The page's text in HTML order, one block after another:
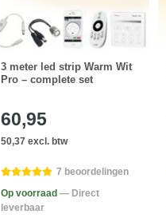
3 meter led strip Warm Wit
Pro – complete set
60,95
50,37 excl. btw
7 beoordelingen
Op voorraad — Direct
leverbaar